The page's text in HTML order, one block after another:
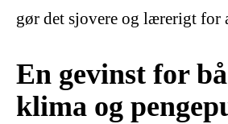
gør det sjovere og lærerigt for
En gevinst for
klima og